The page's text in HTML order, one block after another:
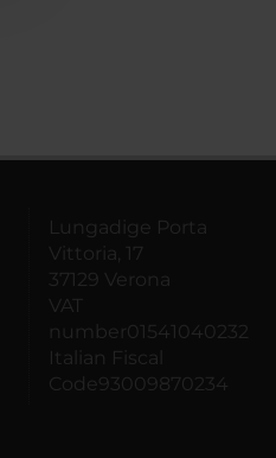
Lungadige Porta
Vittoria, 17
37129 Verona
VAT
number01541040232
Italian Fiscal
Code93009870234